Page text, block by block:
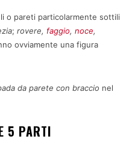
o pareti particolarmente sottili
; rovere, faggio, noce,
ovviamente una figura
da parete con braccio nel
5 PARTI